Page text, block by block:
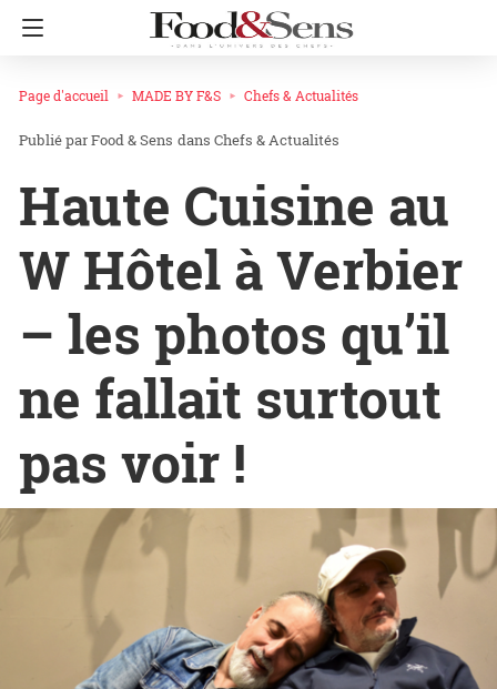
Page d'accueil MADE BY F&S Chefs & Actualités
Food & Sens dans Chefs & Actualités
Haute Cuisine au
W Hôtel à Verbier
– les photos qu’il
ne fallait surtout
pas voir !